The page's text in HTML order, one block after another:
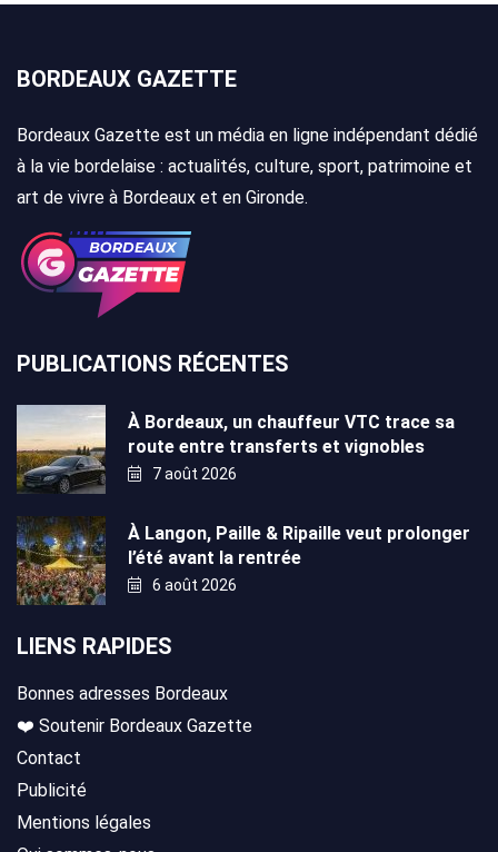
BORDEAUX GAZETTE
Bordeaux Gazette est un média en ligne indépendant dédié
à la vie bordelaise : actualités, culture, sport, patrimoine et
art de vivre à Bordeaux et en Gironde.
PUBLICATIONS RÉCENTES
À Bordeaux, un chauffeur VTC trace sa
route entre transferts et vignobles
7 août 2026
À Langon, Paille & Ripaille veut prolonger
l’été avant la rentrée
6 août 2026
LIENS RAPIDES
Bonnes adresses Bordeaux
❤️ Soutenir Bordeaux Gazette
Contact
Publicité
Mentions légales